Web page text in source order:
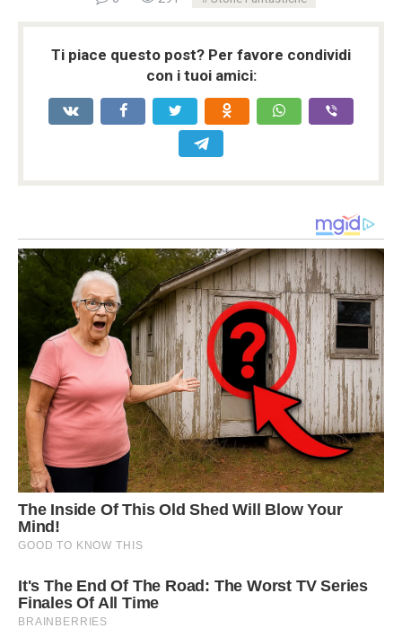
Ti piace questo post? Per favore condividi
con i tuoi amici: